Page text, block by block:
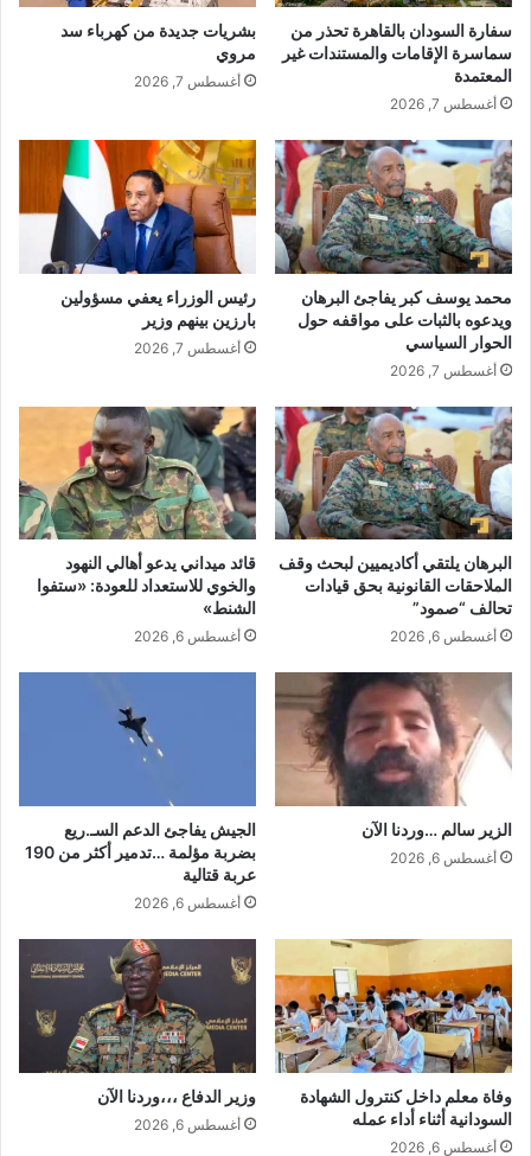
سفارة السودان بالقاهرة تحذر من
سماسرة الإقامات والمستندات غير
المعتمدة
أغسطس 7, 2026
بشريات جديدة من كهرباء سد
مروي
أغسطس 7, 2026
محمد يوسف كبر يفاجئ البرهان
ويدعوه بالثبات على مواقفه حول
الحوار السياسي
أغسطس 7, 2026
رئيس الوزراء يعفي مسؤولين
بارزين بينهم وزير
أغسطس 7, 2026
البرهان يلتقي أكاديميين لبحث وقف
الملاحقات القانونية بحق قيادات
تحالف “صمود”
أغسطس 6, 2026
قائد ميداني يدعو أهالي النهود
والخوي للاستعداد للعودة: «ستفوا
الشنط»
أغسطس 6, 2026
الزير سالم …وردنا الآن
أغسطس 6, 2026
الجيش يفاجئ الدعم السـ.ريع
بضربة مؤلمة …تدمير أكثر من 190
عربة قتالية
أغسطس 6, 2026
وفاة معلم داخل كنترول الشهادة
السودانية أثناء أداء عمله
أغسطس 6, 2026
وزير الدفاع ،،،وردنا الآن
أغسطس 6, 2026